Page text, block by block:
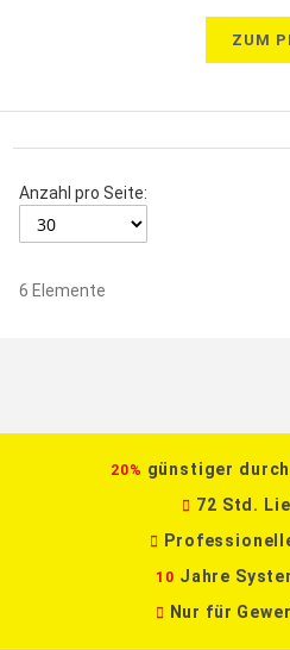
ZUM
Anzahl pro Seite:
6 Elemente
20% günstiger
72 Std.
10 Jahre
Nur für